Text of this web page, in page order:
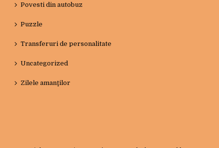
Povesti din autobuz
Puzzle
Transferuri de personalitate
Uncategorized
Zilele amanţilor